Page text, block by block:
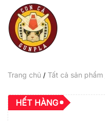
Trang chủ / Tất cả sản phẩm
HẾT HÀNG